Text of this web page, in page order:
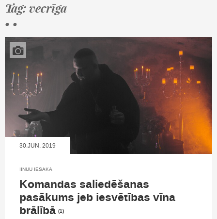
Tag: vecrīga
• •
30.JŪN, 2019
IINUU IESAKA
Komandas saliedēšanas
pasākums jeb iesvētības vīna
brālībā (1)